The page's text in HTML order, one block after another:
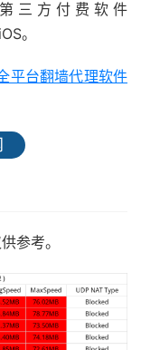
三方付费软件
。
平台翻墙代理软件
参考。